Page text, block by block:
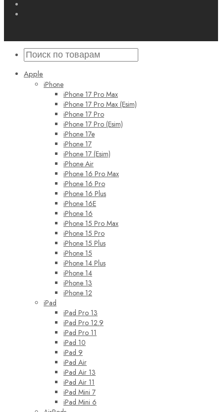
Apple
iPhone
iPhone 17 Pro Max
iPhone 17 Pro Max (Esim)
iPhone 17 Pro
iPhone 17 Pro (Esim)
iPhone 17e
iPhone 17
iPhone 17 (Esim)
iPhone Air
iPhone 16 Pro Max
iPhone 16 Pro
iPhone 16 Plus
iPhone 16E
iPhone 16
iPhone 15 Pro Max
iPhone 15 Pro
iPhone 15 Plus
iPhone 15
iPhone 14 Plus
iPhone 14
iPhone 13
iPhone 12
iPad
iPad Pro 13
iPad Pro 12.9
iPad Pro 11
iPad 10
iPad 9
iPad Air
iPad Air 13
iPad Air 11
iPad Mini 7
iPad Mini 6